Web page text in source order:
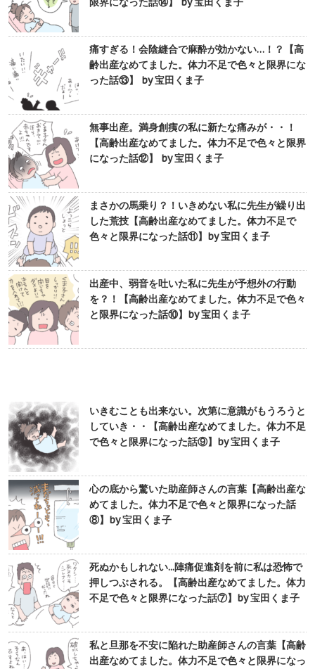
痛すぎる！会陰縫合で麻酔が効かない…！？【高
齢出産なめてました。体力不足で色々と限界にな
った話⑬】 by 宝田くま子
無事出産。満身創痍の私に新たな痛みが・・！
【高齢出産なめてました。体力不足で色々と限界
になった話⑫】 by 宝田くま子
まさかの馬乗り？！いきめない私に先生が繰り出
した荒技【高齢出産なめてました。体力不足で
色々と限界になった話⑪】by 宝田くま子
出産中、弱音を吐いた私に先生が予想外の行動
を？！【高齢出産なめてました。体力不足で色々
と限界になった話⑩】by 宝田くま子
いきむことも出来ない。次第に意識がもうろうと
していき・・【高齢出産なめてました。体力不足
で色々と限界になった話⑨】by 宝田くま子
心の底から驚いた助産師さんの言葉【高齢出産な
めてました。体力不足で色々と限界になった話
⑧】by 宝田くま子
死ぬかもしれない...陣痛促進剤を前に私は恐怖で
押しつぶされる。【高齢出産なめてました。体力
不足で色々と限界になった話⑦】by 宝田くま子
私と旦那を不安に陥れた助産師さんの言葉【高齢
出産なめてました。体力不足で色々と限界になっ